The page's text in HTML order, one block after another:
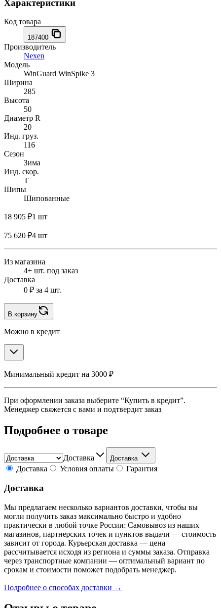
Характеристики
Код товара
187400
Производитель
Nexen
Модель
WinGuard WinSpike 3
Ширина
285
Высота
50
Диаметр R
20
Инд. груз.
116
Сезон
Зима
Инд. скор.
T
Шипы
Шипованные
18 905 ₽1 шт
75 620 ₽4 шт
Из магазина
4+ шт. под заказ
Доставка
0 ₽ за 4 шт.
В корзину
Можно в кредит
Минимальный кредит на 3000 ₽
При оформлении заказа выберите “Купить в кредит”.
Менеджер свяжется с вами и подтвердит заказ
Подробнее о товаре
Доставка Доставка
Доставка Условия оплаты Гарантия
Доставка
Мы предлагаем несколько вариантов доставки, чтобы вы
могли получить заказ максимально быстро и удобно
практически в любой точке России: Самовывоз из наших
магазинов, партнерских точек и пунктов выдачи — стоимость
зависит от города. Курьерская доставка — цена
рассчитывается исходя из региона и суммы заказа. Отправка
через транспортные компании — оптимальный вариант по
срокам и стоимости поможет подобрать менеджер.
Подробнее о способах доставки →